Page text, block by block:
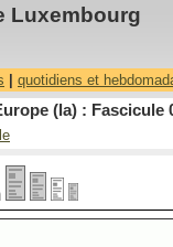
Luxembourg
quotidiens et
(la) : Fascicule